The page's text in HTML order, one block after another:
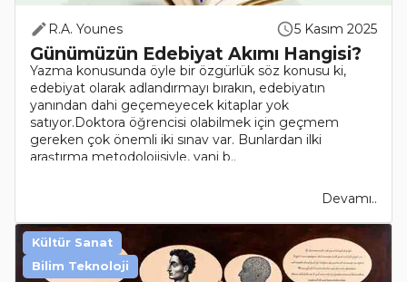
R.A. Younes 5 Kasım 2025
Günümüzün Edebiyat Akımı Hangisi?
Yazma konusunda öyle bir özgürlük söz konusu ki,
edebiyat olarak adlandırmayı bırakın, edebiyatın
yanından dahi geçemeyecek kitaplar yok
satıyor.Doktora öğrencisi olabilmek için geçmem
gereken çok önemli iki sınav var. Bunlardan ilki
araştırma metodolojisiyle, yani b..
Devamı..
Kültür Sanat
Bilim Teknoloji